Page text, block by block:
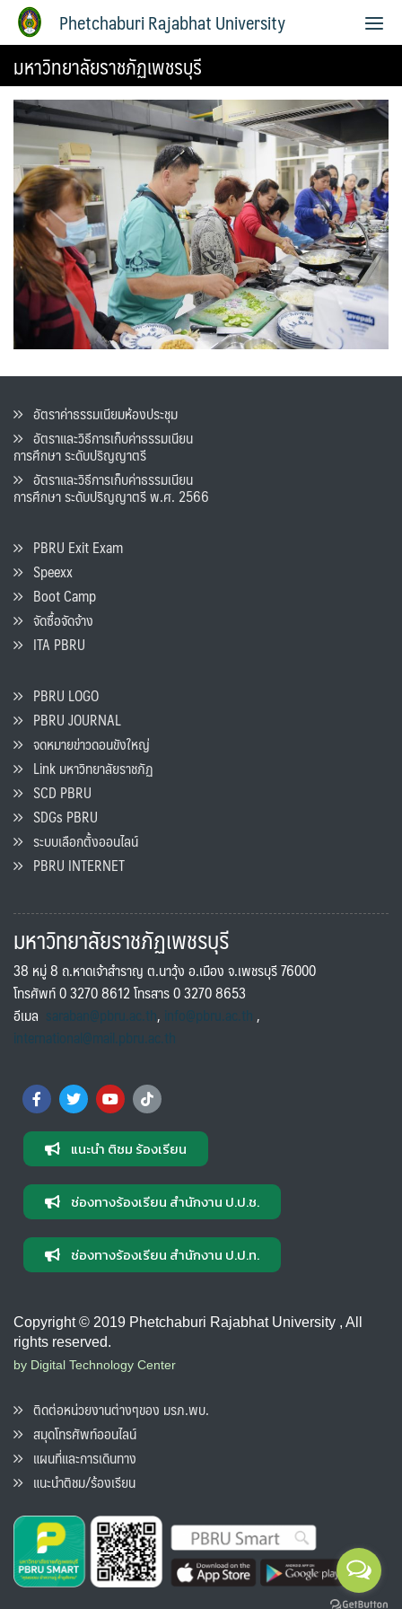
Phetchaburi Rajabhat University
มหาวิทยาลัยราชภัฏเพชรบุรี
อัตราค่าธรรมเนียมห้องประชุม
อัตราและวิธีการเก็บค่าธรรมเนียน
การศึกษา ระดับปริญญาตรี
อัตราและวิธีการเก็บค่าธรรมเนียน
การศึกษา ระดับปริญญาตรี พ.ศ. 2566
PBRU Exit Exam
Speexx
Boot Camp
จัดซื้อจัดจ้าง
ITA PBRU
PBRU LOGO
PBRU JOURNAL
จดหมายข่าวดอนขังใหญ่
Link มหาวิทยาลัยราชภัฏ
SCD PBRU
SDGs PBRU
ระบบเลือกตั้งออนไลน์
PBRU INTERNET
มหาวิทยาลัยราชภัฏเพชรบุรี
38 หมู่ 8 ถ.หาดเจ้าสำราญ ต.นาวุ้ง อ.เมือง จ.เพชรบุรี 76000
โทรศัพท์ 0 3270 8612 โทรสาร 0 3270 8653
อีเมล saraban@pbru.ac.th, info@pbru.ac.th,
international@mail.pbru.ac.th
แนะนำ ติชม ร้องเรียน
ช่องทางร้องเรียน สำนักงาน ป.ป.ช.
ช่องทางร้องเรียน สำนักงาน ป.ป.ท.
Copyright © 2019 Phetchaburi Rajabhat University , All
rights reserved.
by Digital Technology Center
ติดต่อหน่วยงานต่างๆของ มรภ.พบ.
สมุดโทรศัพท์ออนไลน์
แผนที่และการเดินทาง
แนะนำติชม/ร้องเรียน